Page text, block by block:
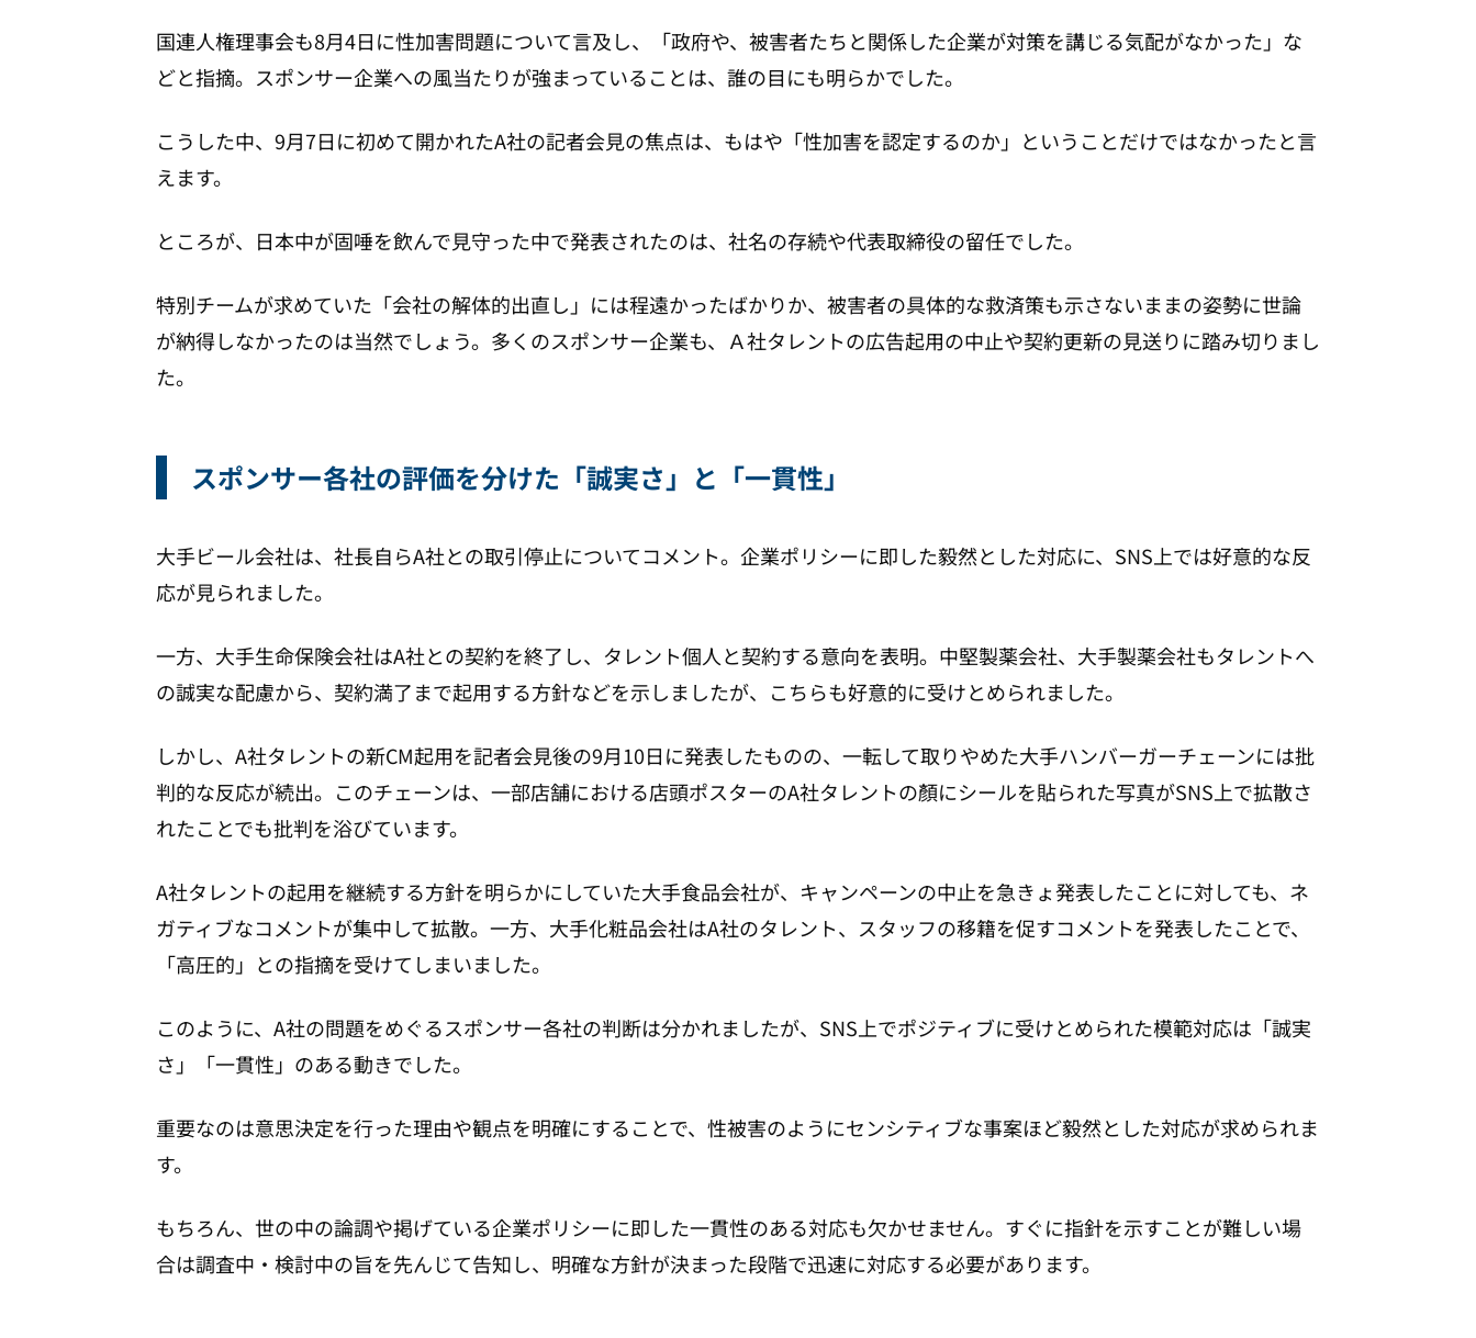
国連人権理事会も8月4日に性加害問題について言及し、「政府や、被害者たちと関係した企業が対策を講じる気配がなかった」な
どと指摘。スポンサー企業への風当たりが強まっていることは、誰の目にも明らかでした。
こうした中、9月7日に初めて開かれたA社の記者会見の焦点は、もはや「性加害を認定するのか」ということだけではなかったと言
えます。
ところが、日本中が固唾を飲んで見守った中で発表されたのは、社名の存続や代表取締役の留任でした。
特別チームが求めていた「会社の解体的出直し」には程遠かったばかりか、被害者の具体的な救済策も示さないままの姿勢に世論
が納得しなかったのは当然でしょう。多くのスポンサー企業も、Ａ社タレントの広告起用の中止や契約更新の見送りに踏み切りまし
た。
スポンサー各社の評価を分けた「誠実さ」と「一貫性」
大手ビール会社は、社長自らA社との取引停止についてコメント。企業ポリシーに即した毅然とした対応に、SNS上では好意的な反
応が見られました。
一方、大手生命保険会社はA社との契約を終了し、タレント個人と契約する意向を表明。中堅製薬会社、大手製薬会社もタレントへ
の誠実な配慮から、契約満了まで起用する方針などを示しましたが、こちらも好意的に受けとめられました。
しかし、A社タレントの新CM起用を記者会見後の9月10日に発表したものの、一転して取りやめた大手ハンバーガーチェーンには批
判的な反応が続出。このチェーンは、一部店舗における店頭ポスターのA社タレントの顏にシールを貼られた写真がSNS上で拡散さ
れたことでも批判を浴びています。
A社タレントの起用を継続する方針を明らかにしていた大手食品会社が、キャンペーンの中止を急きょ発表したことに対しても、ネ
ガティブなコメントが集中して拡散。一方、大手化粧品会社はA社のタレント、スタッフの移籍を促すコメントを発表したことで、
「高圧的」との指摘を受けてしまいました。
このように、A社の問題をめぐるスポンサー各社の判断は分かれましたが、SNS上でポジティブに受けとめられた模範対応は「誠実
さ」「一貫性」のある動きでした。
重要なのは意思決定を行った理由や観点を明確にすることで、性被害のようにセンシティブな事案ほど毅然とした対応が求められま
す。
もちろん、世の中の論調や掲げている企業ポリシーに即した一貫性のある対応も欠かせません。すぐに指針を示すことが難しい場
合は調査中・検討中の旨を先んじて告知し、明確な方針が決まった段階で迅速に対応する必要があります。